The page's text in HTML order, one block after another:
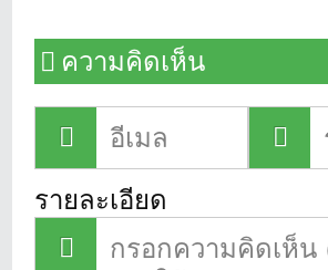
ความคิดเห็น
รายละเอียด